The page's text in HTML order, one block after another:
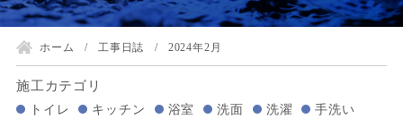
ホーム 工事日誌 2024年2月
施工カテゴリ
トイレ キッチン 浴室 洗面 洗濯
手洗い